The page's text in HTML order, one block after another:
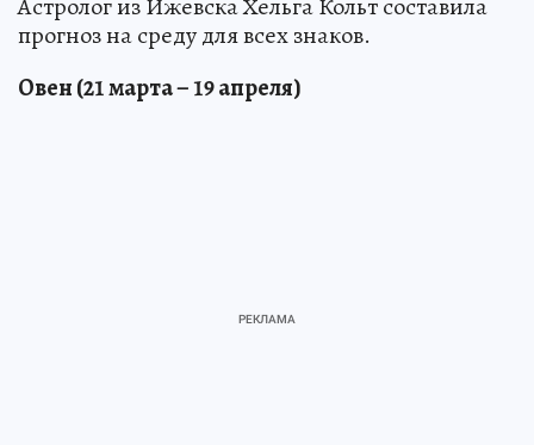
Астролог из Ижевска Хельга Кольт составила
прогноз на среду для всех знаков.
Овен (21 марта – 19 апреля)